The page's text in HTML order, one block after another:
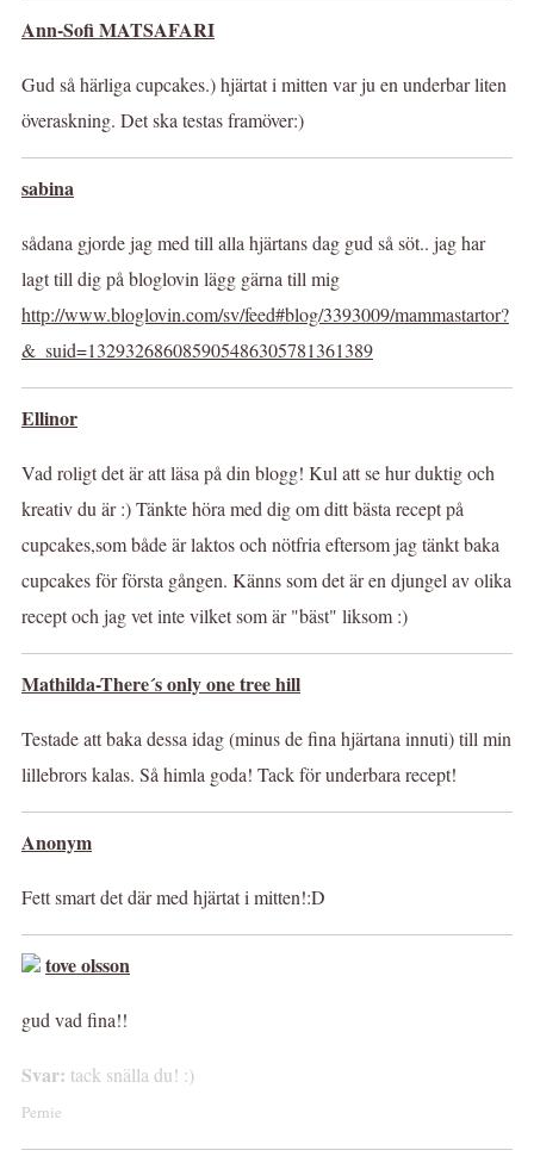
Ann-Sofi MATSAFARI
Gud så härliga cupcakes.) hjärtat i mitten var ju en underbar liten
överaskning. Det ska testas framöver:)
sabina
sådana gjorde jag med till alla hjärtans dag gud så söt.. jag har
lagt till dig på bloglovin lägg gärna till mig
http://www.bloglovin.com/sv/feed#blog/3393009/mammastartor?
&_suid=132932686085905486305781361389
Ellinor
Vad roligt det är att läsa på din blogg! Kul att se hur duktig och
kreativ du är :) Tänkte höra med dig om ditt bästa recept på
cupcakes,som både är laktos och nötfria eftersom jag tänkt baka
cupcakes för första gången. Känns som det är en djungel av olika
recept och jag vet inte vilket som är "bäst" liksom :)
Mathilda-There´s only one tree hill
Testade att baka dessa idag (minus de fina hjärtana innuti) till min
lillebrors kalas. Så himla goda! Tack för underbara recept!
Anonym
Fett smart det där med hjärtat i mitten!:D
tove olsson
gud vad fina!!
Svar: tack snälla du! :)
Pernie